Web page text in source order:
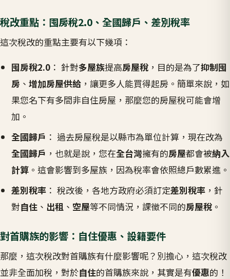
稅改重點：囤房稅2.0、全國歸戶、差別稅率
這次稅改的重點主要有以下幾項：
囤房稅2.0 ： 針對多屋族提高房屋稅 ，目的是為了抑制囤
房 、增加房屋供給 ，讓更多人能買得起房。簡單來說，如
果您名下有多間非自住房屋，那麼您的房屋稅可能會增
加。
全國歸戶 ： 過去房屋稅是以縣市為單位計算，現在改為
全國歸戶 ，也就是說，您在全台灣擁有的房屋都會被納入
計算 。這會影響到多屋族，因為稅率會依照總戶數累進。
差別稅率 ： 稅改後，各地方政府必須訂定差別稅率 ，針
對自住 、 出租 、 空屋等不同情況，課徵不同的房屋稅 。
對首購族的影響：自住優惠、設籍要件
那麼，這次稅改對首購族有什麼影響呢？別擔心，這次稅改
並非全面加稅，對於自住的首購族來說，其實是有優惠的！